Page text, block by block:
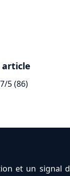
article
5 (86)
et un